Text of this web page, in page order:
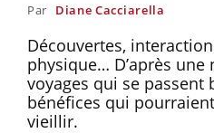
Par Diane Cacciarella
Découvertes,
physique… D’après une
voyages qui se
bénéfices qui
vieillir.